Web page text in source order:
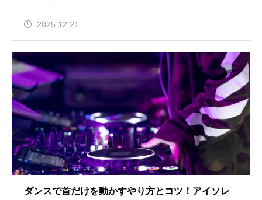
2025.12.21
ダンスで首だけを動かすやり方とコツ！アイソレ